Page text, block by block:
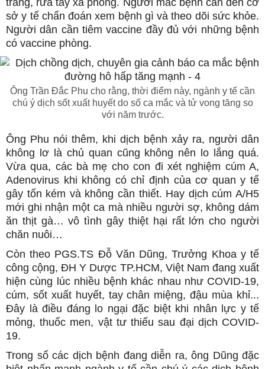
trang, rửa tay xà phòng. Người mắc bệnh cần đến cơ
sở y tế chẩn đoán xem bệnh gì và theo dõi sức khỏe.
Người dân cần tiêm vaccine đầy đủ với những bệnh
có vaccine phòng.
Ông Trần Đắc Phu cho rằng, thời điểm này, ngành y tế cần
chú ý dịch sốt xuất huyết do số ca mắc và tử vong tăng so
với năm trước.
Ông Phu nói thêm, khi dịch bệnh xảy ra, người dân
không lơ là chủ quan cũng không nên lo lắng quá.
Vừa qua, các bà mẹ cho con đi xét nghiệm cúm A,
Adenovirus khi không có chỉ định của cơ quan y tế
gây tốn kém và không cần thiết. Hay dịch cúm A/H5
mới ghi nhận một ca mà nhiều người sợ, không dám
ăn thịt gà… vô tình gây thiệt hại rất lớn cho người
chăn nuôi…
Còn theo PGS.TS Đỗ Văn Dũng, Trưởng Khoa y tế
công cộng, ĐH Y Dược TP.HCM, Việt Nam đang xuất
hiện cùng lúc nhiều bệnh khác nhau như COVID-19,
cúm, sốt xuất huyết, tay chân miệng, đậu mùa khỉ...
Đây là điều đáng lo ngại đặc biệt khi nhân lực y tế
mỏng, thuốc men, vật tư thiếu sau đại dịch COVID-
19.
Trong số các dịch bệnh đang diễn ra, ông Dũng đặc